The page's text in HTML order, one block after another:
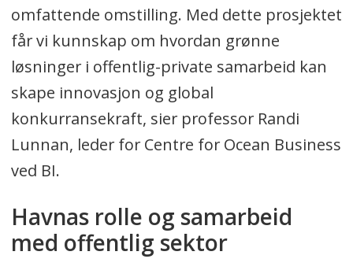
omfattende omstilling. Med dette prosjektet
får vi kunnskap om hvordan grønne
løsninger i offentlig-private samarbeid kan
skape innovasjon og global
konkurransekraft, sier professor Randi
Lunnan, leder for Centre for Ocean Business
ved BI.
Havnas rolle og samarbeid
med offentlig sektor